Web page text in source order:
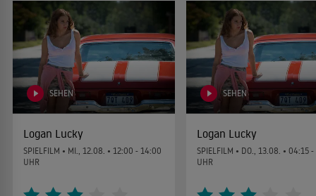
SEHEN
Logan Lucky
SPIELFILM • MI., 12.08. • 12:00 - 14:00
UHR
SEHEN
Logan Lucky
SPIELFILM • DO., 13.08. • 04:15
UHR